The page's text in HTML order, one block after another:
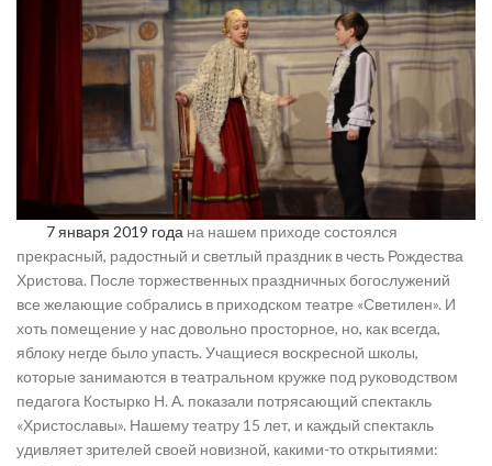
7 января 2019 года на нашем приходе состоялся
прекрасный, радостный и светлый праздник в честь Рождества
Христова. После торжественных праздничных богослужений
все желающие собрались в приходском театре «Светилен». И
хоть помещение у нас довольно просторное, но, как всегда,
яблоку негде было упасть. Учащиеся воскресной школы,
которые занимаются в театральном кружке под руководством
педагога Костырко Н. А. показали потрясающий спектакль
«Христославы». Нашему театру 15 лет, и каждый спектакль
удивляет зрителей своей новизной, какими-то открытиями: